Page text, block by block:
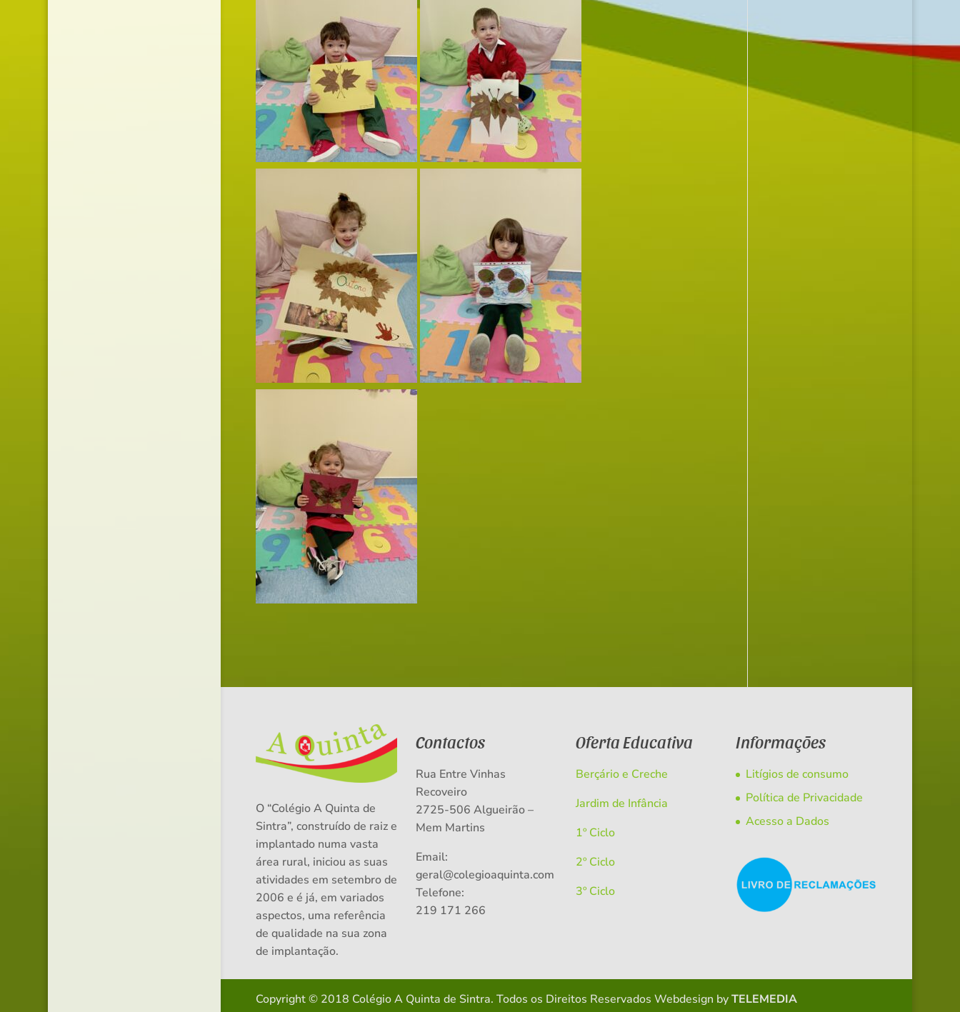
O “Colégio A Quinta de
Sintra”, construído de raiz e
implantado numa vasta
área rural, iniciou as suas
atividades em setembro de
2006 e é já, em variados
aspectos, uma referência
de qualidade na sua zona
de implantação.
Contactos
Rua Entre Vinhas
Recoveiro
2725-506 Algueirão –
Mem Martins
Email:
geral@colegioaquinta.com
Telefone:
219 171 266
Oferta Educativa
Berçário e Creche
Jardim de Infância
1º Ciclo
2º Ciclo
3º Ciclo
Informações
Litígios de consumo
Política de Privacidade
Acesso a Dados
Copyright © 2018 Colégio A Quinta de Sintra. Todos os Direitos Reservados Webdesign byTELEMEDIA